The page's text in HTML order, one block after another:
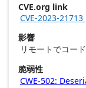
CVE.org link
CVE-2023-21713
影響
リモートでコー
脆弱性
CWE-502: